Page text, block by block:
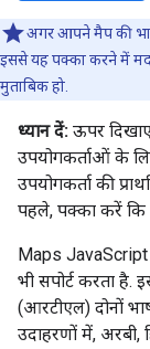
अगर आपने मैप की
इससे यह पक्का करने में
मुताबिक हो.
ध्यान दें: ऊपर
उपयोगकर्ताओं के
उपयोगकर्ता की
पहले, पक्का करें कि
Maps
भी सपोर्ट करता
(आरटीएल) दोनों
उदाहरणों में,